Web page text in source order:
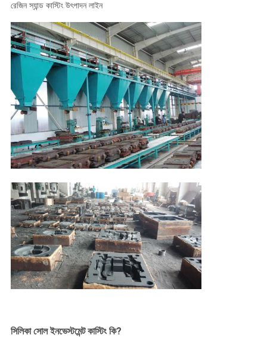
রেজিন স্যান্ড কাস্টিং উৎপাদন লাইন
সিলিকা সোল ইনভেস্টমেন্ট কাস্টিং কি?